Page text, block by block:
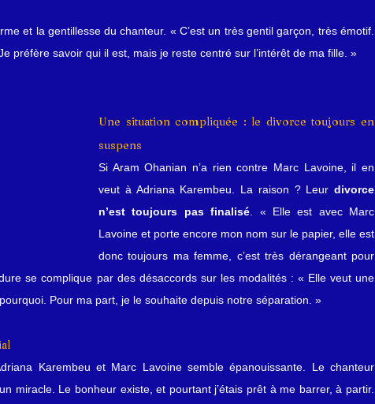
et la gentillesse du chanteur. « C’est un très gentil garçon, très émotif.
préfère savoir qui il est, mais je reste centré sur l’intérêt de ma fille. »
Une situation compliquée : le divorce toujours en
suspens
Si Aram Ohanian n’a rien contre Marc Lavoine, il en
veut à Adriana Karembeu. La raison ? Leur divorce
n’est toujours pas finalisé. « Elle est avec Marc
Lavoine et porte encore mon nom sur le papier, elle est
donc toujours ma femme, c’est très dérangeant pour
se complique par des désaccords sur les modalités : « Elle veut une
Pour ma part, je le souhaite depuis notre séparation. »
Karembeu et Marc Lavoine semble épanouissante. Le chanteur
miracle. Le bonheur existe, et pourtant j’étais prêt à me barrer, à partir.